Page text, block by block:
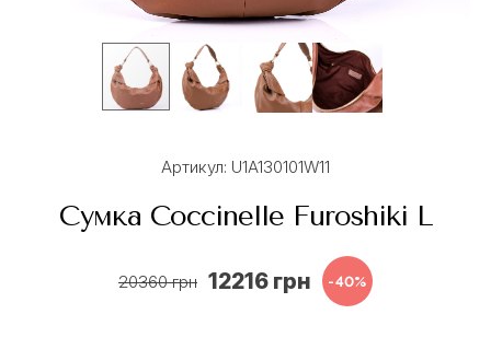
Артикул: U1A130101W11
Сумка Coccinelle Furoshiki L
20360 грн 12216 грн -40%